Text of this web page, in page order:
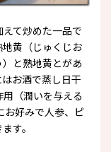
て炒めた一品で
黄（じゅくじお
と熟地黄とがあ
お酒で蒸し日干
（潤いを与える
お好みで人参、ピ
す。